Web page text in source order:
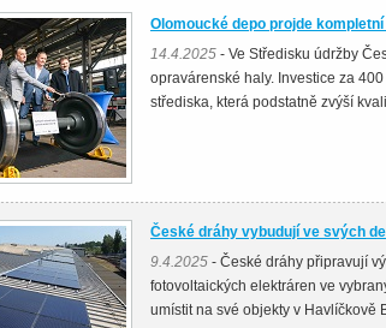
Olomoucké depo projde
14.4.2025 - Ve Středisku údržby
opravárenské haly. Investice za
střediska, která podstatně zvýší
České dráhy vybudují ve svých
9.4.2025 - České dráhy připravují
fotovoltaických elektráren ve
umístit na své objekty v Havlíčkově